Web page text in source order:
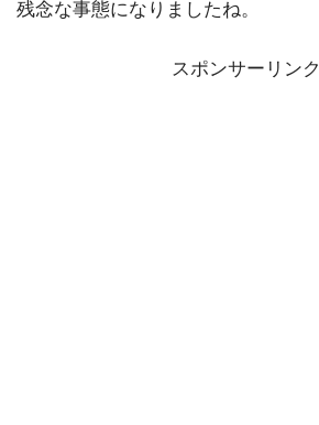
残念な事態になりましたね。
スポンサーリンク